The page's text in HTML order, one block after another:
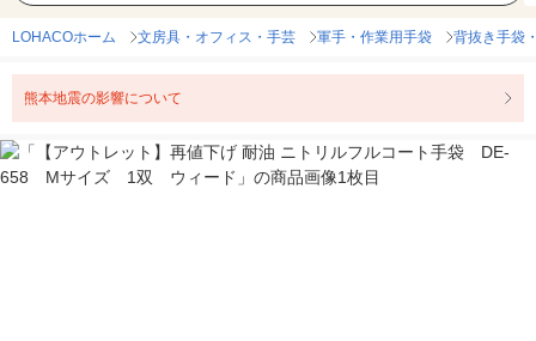
LOHACOホーム 文房具・オフィス・手芸 軍手・作業用手袋 背抜き手袋
熊本地震の影響について